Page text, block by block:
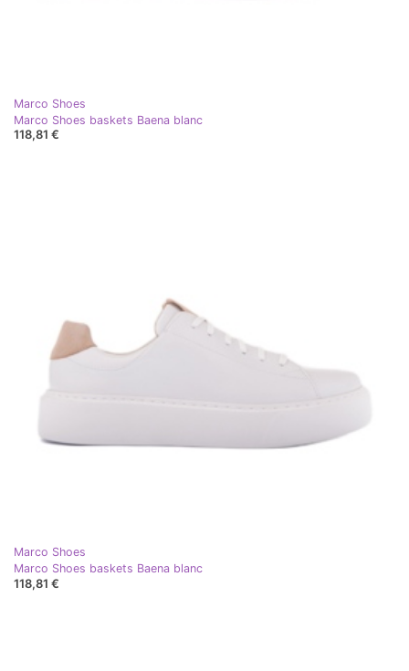
Marco Shoes
Marco Shoes baskets Baena blanc
118,81 €
Marco Shoes
Marco Shoes baskets Baena blanc
118,81 €